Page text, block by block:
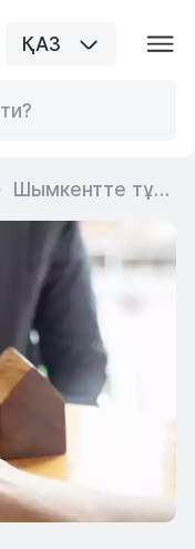
ҚАЗ
Шымкентте тұрғын үй көмегінің стандарттарын қайта қарау ұсынылды